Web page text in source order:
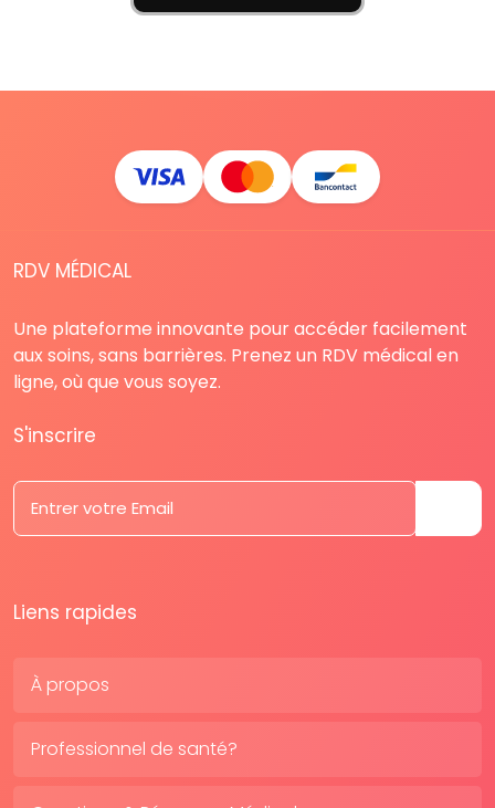
RDV MÉDICAL
Une plateforme innovante pour accéder facilement
aux soins, sans barrières. Prenez un RDV médical en
ligne, où que vous soyez.
S'inscrire
Liens rapides
À propos
Professionnel de santé?